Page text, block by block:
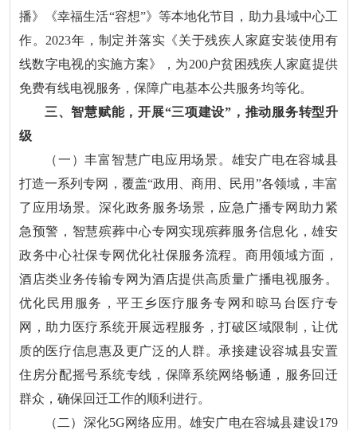
播》《幸福生活“容想”》等本地化节目，助力县域中心工
作。2023年，制定并落实《关于残疾人家庭安装使用有
线数字电视的实施方案》，为200户贫困残疾人家庭提供
免费有线电视服务，保障广电基本公共服务均等化。
三、智慧赋能，开展“三项建设”，推动服务转型升
级
（一）丰富智慧广电应用场景。雄安广电在容城县
打造一系列专网，覆盖“政用、商用、民用”各领域，丰富
了应用场景。深化政务服务场景，应急广播专网助力紧
急预警，智慧殡葬中心专网实现殡葬服务信息化，雄安
政务中心社保专网优化社保服务流程。商用领域方面，
酒店类业务传输专网为酒店提供高质量广播电视服务。
优化民用服务，平王乡医疗服务专网和晾马台医疗专
网，助力医疗系统开展远程服务，打破区域限制，让优
质的医疗信息惠及更广泛的人群。承接建设容城县安置
住房分配摇号系统专线，保障系统网络畅通，服务回迁
群众，确保回迁工作的顺利进行。
（二）深化5G网络应用。雄安广电在容城县建设179